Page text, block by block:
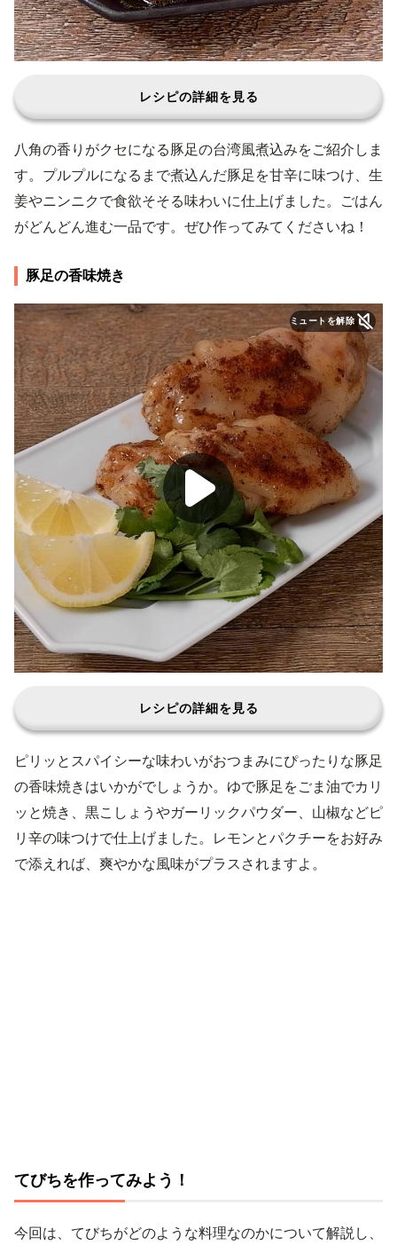
レシピの詳細を見る
八角の香りがクセになる豚足の台湾風煮込みをご紹介しま
す。プルプルになるまで煮込んだ豚足を甘辛に味つけ、生
姜やニンニクで食欲そそる味わいに仕上げました。ごはん
がどんどん進む一品です。ぜひ作ってみてくださいね！
豚足の香味焼き
ミュートを解除
レシピの詳細を見る
ピリッとスパイシーな味わいがおつまみにぴったりな豚足
の香味焼きはいかがでしょうか。ゆで豚足をごま油でカリ
ッと焼き、黒こしょうやガーリックパウダー、山椒などピ
リ辛の味つけで仕上げました。レモンとパクチーをお好み
で添えれば、爽やかな風味がプラスされますよ。
てびちを作ってみよう！
今回は、てびちがどのような料理なのかについて解説し、